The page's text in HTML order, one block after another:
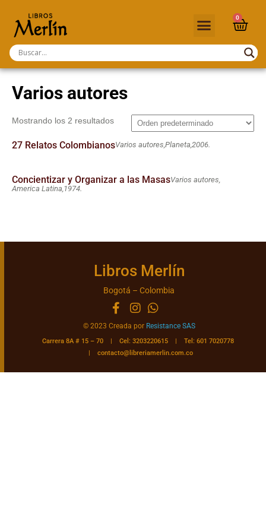
0
Varios autores
Mostrando los 2 resultados
27 Relatos ColombianosVarios autores,Planeta,2006.
Concientizar y Organizar a las MasasVarios autores,
America Latina,1974.
Libros Merlín
Bogotá – Colombia
© 2023 Creada por Resistance SAS
Carrera 8A # 15 – 70 | Cel: 3203220615 | Tel: 601 7020778
|contacto@libreriamerlin.com.co